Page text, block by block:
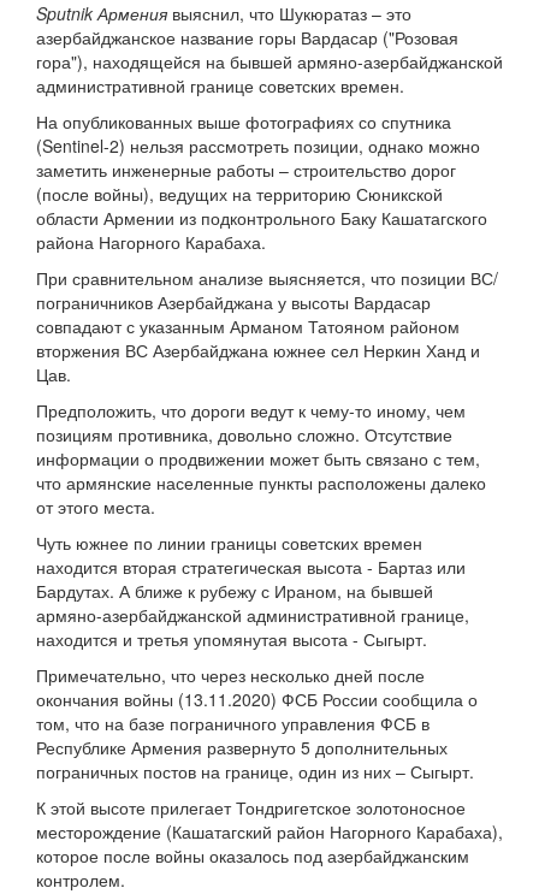
Sputnik Армения выяснил, что Шукюратаз – это
азербайджанское название горы Вардасар ("Розовая
гора"), находящейся на бывшей армяно-азербайджанской
административной границе советских времен.
На опубликованных выше фотографиях со спутника
(Sentinel-2) нельзя рассмотреть позиции, однако можно
заметить инженерные работы – строительство дорог
(после войны), ведущих на территорию Сюникской
области Армении из подконтрольного Баку Кашатагского
района Нагорного Карабаха.
При сравнительном анализе выясняется, что позиции ВС/
пограничников Азербайджана у высоты Вардасар
совпадают с указанным Арманом Татояном районом
вторжения ВС Азербайджана южнее сел Неркин Ханд и
Цав.
Предположить, что дороги ведут к чему-то иному, чем
позициям противника, довольно сложно. Отсутствие
информации о продвижении может быть связано с тем,
что армянские населенные пункты расположены далеко
от этого места.
Чуть южнее по линии границы советских времен
находится вторая стратегическая высота - Бартаз или
Бардутах. А ближе к рубежу с Ираном, на бывшей
армяно-азербайджанской административной границе,
находится и третья упомянутая высота - Сыгырт.
Примечательно, что через несколько дней после
окончания войны (13.11.2020) ФСБ России сообщила о
том, что на базе пограничного управления ФСБ в
Республике Армения развернуто 5 дополнительных
пограничных постов на границе, один из них – Сыгырт.
К этой высоте прилегает Тондригетское золотоносное
месторождение (Кашатагский район Нагорного Карабаха),
которое после войны оказалось под азербайджанским
контролем.